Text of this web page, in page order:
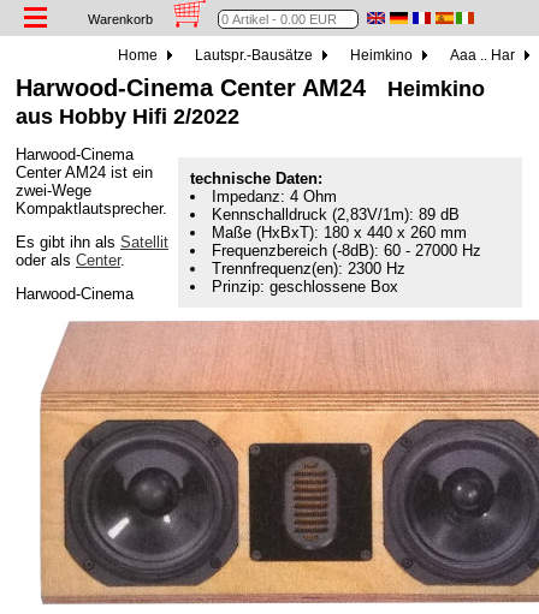
Warenkorb
Home Lautspr.-Bausätze Heimkino Aaa .. Har
Harwood-Cinema Center AM24 Heimkino
aus Hobby Hifi 2/2022
technische Daten:
Impedanz: 4 Ohm
Kennschalldruck (2,83V/1m): 89 dB
Maße (HxBxT): 180 x 440 x 260 mm
Frequenzbereich (-8dB): 60 - 27000 Hz
Trennfrequenz(en): 2300 Hz
Prinzip: geschlossene Box
Harwood-Cinema
Center AM24 ist ein
zwei-Wege
Kompaktlautsprecher.
Es gibt ihn als Satellit
oder als Center.
Harwood-Cinema